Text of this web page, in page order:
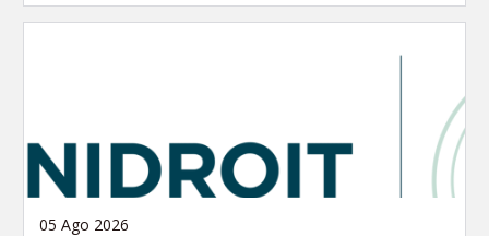
05 Ago 2026